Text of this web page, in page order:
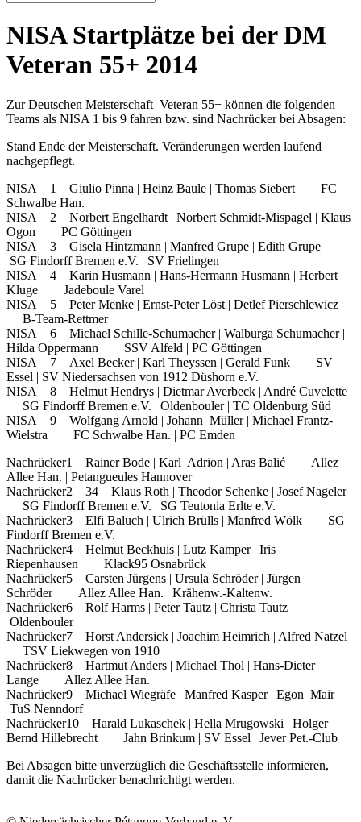
Skip
to
content
NISA Startplätze bei der DM
Veteran 55+ 2014
Zur Deutschen Meisterschaft Veteran 55+ können die folgenden
Teams als NISA 1 bis 9 fahren bzw. sind Nachrücker bei Absagen:
Stand Ende der Meisterschaft. Veränderungen werden laufend
nachgepflegt.
NISA 1 Giulio Pinna | Heinz Baule | Thomas Siebert FC
Schwalbe Han.
NISA 2 Norbert Engelhardt | Norbert Schmidt-Mispagel | Klaus
Ogon PC Göttingen
NISA 3 Gisela Hintzmann | Manfred Grupe | Edith Grupe
SG Findorff Bremen e.V. | SV Frielingen
NISA 4 Karin Husmann | Hans-Hermann Husmann | Herbert
Kluge Jadeboule Varel
NISA 5 Peter Menke | Ernst-Peter Löst | Detlef Pierschlewicz
B-Team-Rettmer
NISA 6 Michael Schille-Schumacher | Walburga Schumacher |
Hilda Oppermann SSV Alfeld | PC Göttingen
NISA 7 Axel Becker | Karl Theyssen | Gerald Funk SV
Essel | SV Niedersachsen von 1912 Düshorn e.V.
NISA 8 Helmut Hendrys | Dietmar Averbeck | André Cuvelette
SG Findorff Bremen e.V. | Oldenbouler | TC Oldenburg Süd
NISA 9 Wolfgang Arnold | Johann Müller | Michael Frantz-
Wielstra FC Schwalbe Han. | PC Emden
Nachrücker1 Rainer Bode | Karl Adrion | Aras Balić Allez
Allee Han. | Petangueules Hannover
Nachrücker2 34 Klaus Roth | Theodor Schenke | Josef Nageler
SG Findorff Bremen e.V. | SG Teutonia Erlte e.V.
Nachrücker3 Elfi Baluch | Ulrich Brülls | Manfred Wölk SG
Findorff Bremen e.V.
Nachrücker4 Helmut Beckhuis | Lutz Kamper | Iris
Riepenhausen Klack95 Osnabrück
Nachrücker5 Carsten Jürgens | Ursula Schröder | Jürgen
Schröder Allez Allee Han. | Krähenw.-Kaltenw.
Nachrücker6 Rolf Harms | Peter Tautz | Christa Tautz
Oldenbouler
Nachrücker7 Horst Andersick | Joachim Heimrich | Alfred Natzel
TSV Liekwegen von 1910
Nachrücker8 Hartmut Anders | Michael Thol | Hans-Dieter
Lange Allez Allee Han.
Nachrücker9 Michael Wiegräfe | Manfred Kasper | Egon Mair
TuS Nenndorf
Nachrücker10 Harald Lukaschek | Hella Mrugowski | Holger
Bernd Hillebrecht Jahn Brinkum | SV Essel | Jever Pet.-Club
Bei Absagen bitte unverzüglich die Geschäftsstelle informieren,
damit die Nachrücker benachrichtigt werden.